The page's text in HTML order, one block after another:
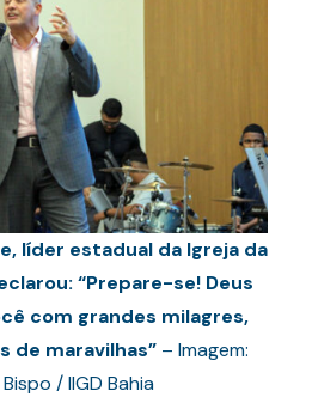
líder estadual da Igreja da
“Prepare-se! Deus
com grandes milagres,
de maravilhas” – Imagem:
/ IIGD Bahia